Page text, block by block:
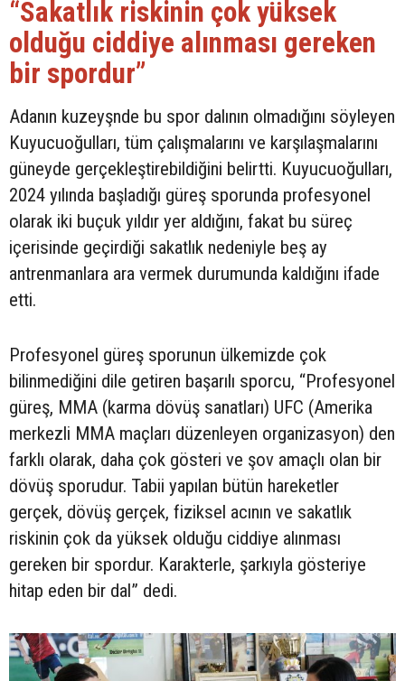
“Sakatlık riskinin çok yüksek
olduğu ciddiye alınması gereken
bir spordur”
Adanın kuzeyşnde bu spor dalının olmadığını söyleyen
Kuyucuoğulları, tüm çalışmalarını ve karşılaşmalarını
güneyde gerçekleştirebildiğini belirtti. Kuyucuoğulları,
2024 yılında başladığı güreş sporunda profesyonel
olarak iki buçuk yıldır yer aldığını, fakat bu süreç
içerisinde geçirdiği sakatlık nedeniyle beş ay
antrenmanlara ara vermek durumunda kaldığını ifade
etti.
Profesyonel güreş sporunun ülkemizde çok
bilinmediğini dile getiren başarılı sporcu, “Profesyonel
güreş, MMA (karma dövüş sanatları) UFC (Amerika
merkezli MMA maçları düzenleyen organizasyon) den
farklı olarak, daha çok gösteri ve şov amaçlı olan bir
dövüş sporudur. Tabii yapılan bütün hareketler
gerçek, dövüş gerçek, fiziksel acının ve sakatlık
riskinin çok da yüksek olduğu ciddiye alınması
gereken bir spordur. Karakterle, şarkıyla gösteriye
hitap eden bir dal” dedi.